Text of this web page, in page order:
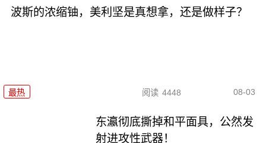
波斯的浓缩铀，美利坚是真想拿，还是做样子？
最热 阅读 4448 08-03
东瀛彻底撕掉和平面具，公然发
射进攻性武器！